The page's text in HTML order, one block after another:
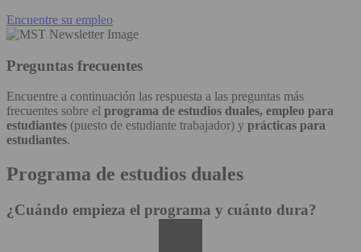
Encuentre su empleo
Preguntas frecuentes
Encuentre a continuación las respuesta a las preguntas más
frecuentes sobre el programa de estudios duales, empleo para
estudiantes (puesto de estudiante trabajador) y prácticas para
estudiantes.
Programa de estudios duales
¿Cuándo empieza el programa y cuánto dura?